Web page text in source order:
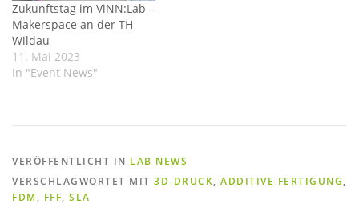
Zukunftstag im ViNN:Lab –
Makerspace an der TH
Wildau
11. Mai 2023
In "Event News"
VERÖFFENTLICHT IN LAB NEWS
VERSCHLAGWORTET MIT 3D-DRUCK, ADDITIVE FERTIGUNG,
FDM , FFF, SLA